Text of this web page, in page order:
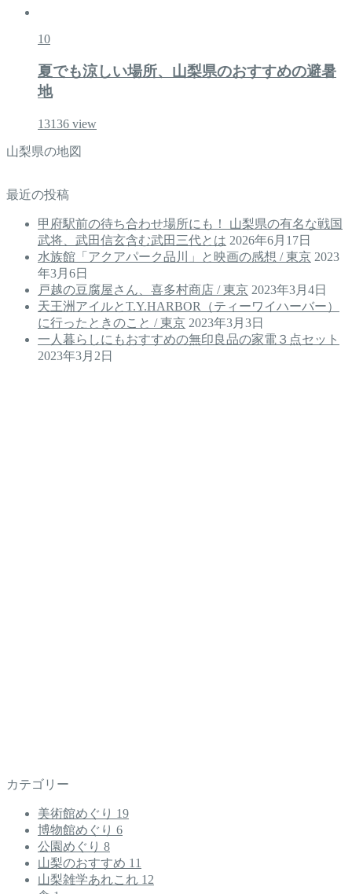
10
夏でも涼しい場所、山梨県のおすすめの避暑
地
13136 view
山梨県の地図
最近の投稿
甲府駅前の待ち合わせ場所にも！ 山梨県の有名な戦国
武将、武田信玄含む武田三代とは 2026年6月17日
水族館「アクアパーク品川」と映画の感想 / 東京 2023
年3月6日
戸越の豆腐屋さん、喜多村商店 / 東京 2023年3月4日
天王洲アイルとT.Y.HARBOR（ティーワイハーバー）
に行ったときのこと / 東京 2023年3月3日
一人暮らしにもおすすめの無印良品の家電３点セット
2023年3月2日
カテゴリー
美術館めぐり 19
博物館めぐり 6
公園めぐり 8
山梨のおすすめ 11
山梨雑学あれこれ 12